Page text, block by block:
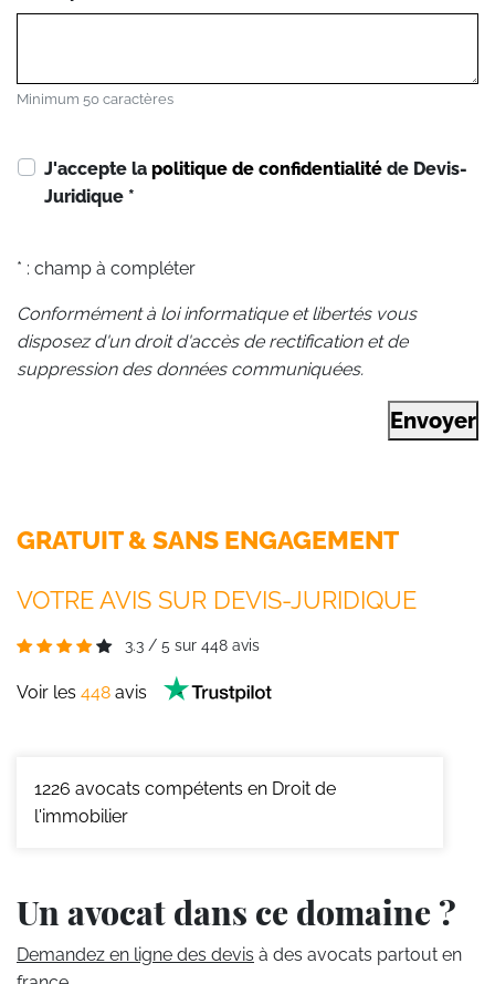
Minimum 50 caractères
J'accepte la politique de confidentialité de Devis-
Juridique *
* : champ à compléter
Conformément à loi informatique et libertés vous
disposez d'un droit d'accès de rectification et de
suppression des données communiquées.
Envoyer
GRATUIT & SANS ENGAGEMENT
VOTRE AVIS SUR DEVIS-JURIDIQUE
3.3 / 5 sur 448 avis
Voir les 448 avis
1226 avocats compétents en Droit de
l'immobilier
Un avocat dans ce domaine ?
Demandez en ligne des devis à des avocats partout en